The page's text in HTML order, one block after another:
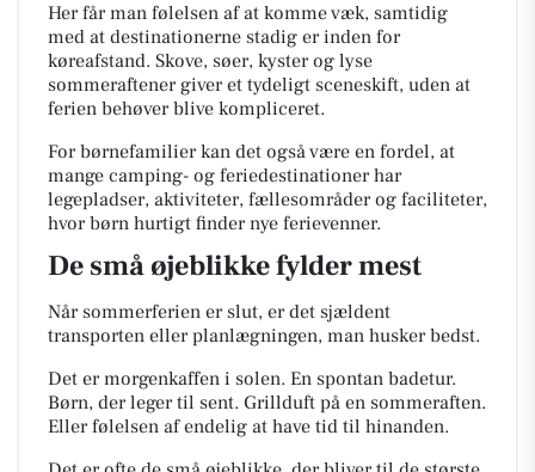
Her får man følelsen af at komme væk, samtidig
med at destinationerne stadig er inden for
køreafstand. Skove, søer, kyster og lyse
sommeraftener giver et tydeligt sceneskift, uden at
ferien behøver blive kompliceret.
For børnefamilier kan det også være en fordel, at
mange camping- og feriedestinationer har
legepladser, aktiviteter, fællesområder og faciliteter,
hvor børn hurtigt finder nye ferievenner.
De små øjeblikke fylder mest
Når sommerferien er slut, er det sjældent
transporten eller planlægningen, man husker bedst.
Det er morgenkaffen i solen. En spontan badetur.
Børn, der leger til sent. Grillduft på en sommeraften.
Eller følelsen af endelig at have tid til hinanden.